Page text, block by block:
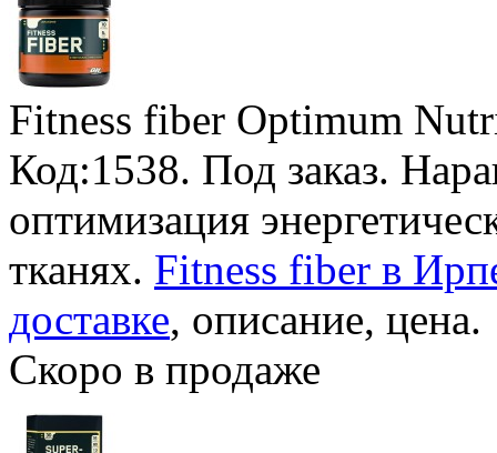
Fitness fiber Optimum
Код:1538. Под заказ.
оптимизация
тканях. Fitness fiber в
доставке, описание, цена.
Скоро в продаже